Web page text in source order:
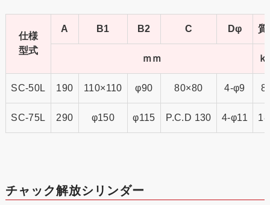
仕様
型式
A B1 B2 C Dφ 質
ｍｍ
SC-50L 190 110×110 φ90 80×80 4-φ9
SC-75L 290 φ150 φ115 P.C.D 130 4-φ11
チャック解放シリンダー